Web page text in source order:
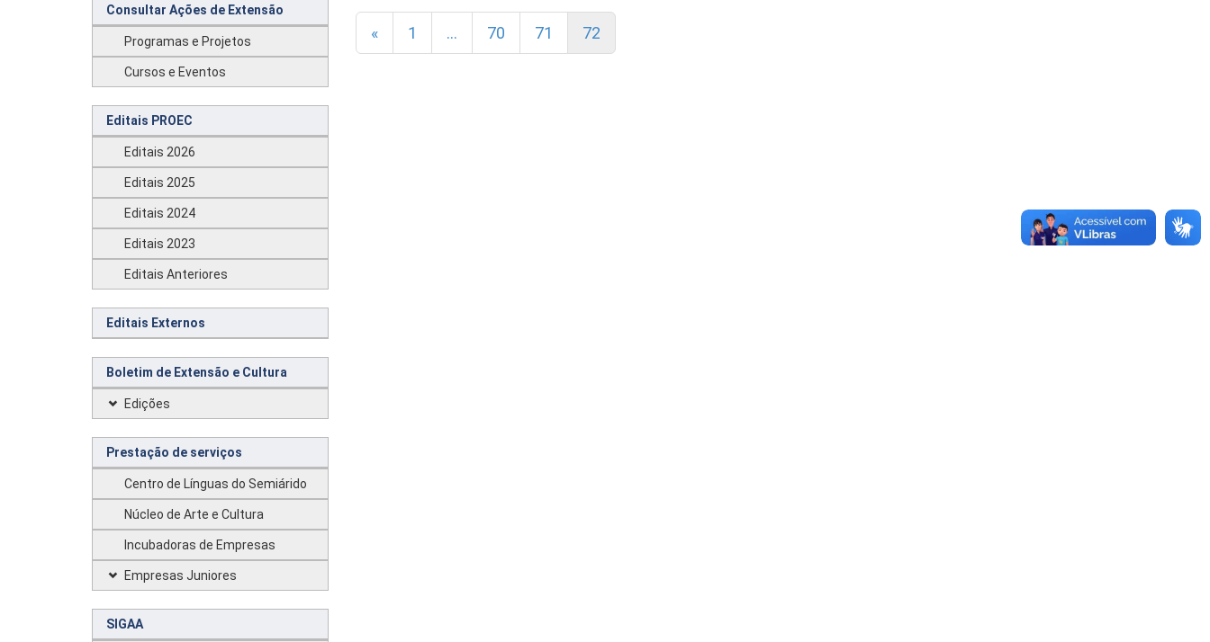
Consultar Ações de Extensão
Programas e Projetos
Cursos e Eventos
Editais PROEC
Editais 2026
Editais 2025
Editais 2024
Editais 2023
Editais Anteriores
Editais Externos
Boletim de Extensão e Cultura
Edições
Prestação de serviços
Centro de Línguas do Semiárido
Núcleo de Arte e Cultura
Incubadoras de Empresas
Empresas Juniores
SIGAA
« 1 … 70 71 72